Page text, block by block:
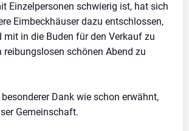
Einzelpersonen schwierig ist, hat sich
Eimbeckhäuser dazu entschlossen,
mit in die Buden für den Verkauf zu
reibungslosen schönen Abend zu
Dank wie schon erwähnt,
Gemeinschaft.